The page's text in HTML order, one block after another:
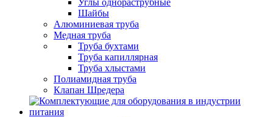
Углы однораструбные
Шайбы
Алюминиевая труба
Медная труба
Труба бухтами
Труба капиллярная
Труба хлыстами
Полиамидная труба
Клапан Шредера